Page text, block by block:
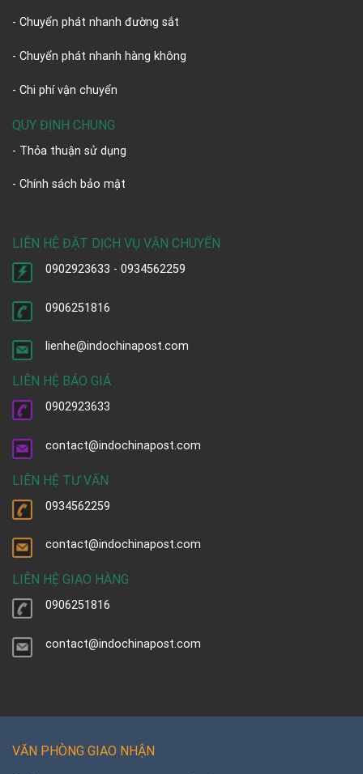
- Chuyển phát nhanh đường sắt
- Chuyển phát nhanh hàng không
- Chi phí vận chuyển
QUY ĐỊNH CHUNG
- Thỏa thuận sử dụng
- Chính sách bảo mật
LIÊN HỆ ĐẶT DỊCH VỤ VẬN CHUYỂN
0902923633 - 0934562259
0906251816
lienhe@indochinapost.com
LIÊN HỆ BÁO GIÁ
0902923633
contact@indochinapost.com
LIÊN HỆ TƯ VẤN
0934562259
contact@indochinapost.com
LIÊN HỆ GIAO HÀNG
0906251816
contact@indochinapost.com
VĂN PHÒNG GIAO NHẬN